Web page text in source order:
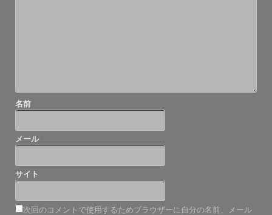
名前
メール
サイト
次回のコメントで使用するためブラウザーに自分の名前、メール